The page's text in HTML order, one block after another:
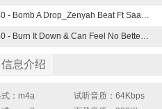
140 - Bomb A Drop_Zenyah Beat Ft Saa Minxee Ft Family Bass VinaHouse Mix
140 - Burn It Down & Can Feel No Better - ARS VinaHouse Mix
息介绍
：m4a
试听音质：64Kbps